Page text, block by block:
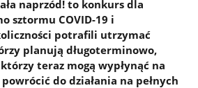
naprzód! to konkurs dla
sztormu COVID-19 i
potrafili utrzymać
planują długoterminowo,
teraz mogą wypłynąć na
do działania na pełnych